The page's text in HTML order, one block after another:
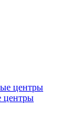
центры